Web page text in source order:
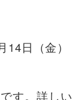
日（金）
す。詳しい